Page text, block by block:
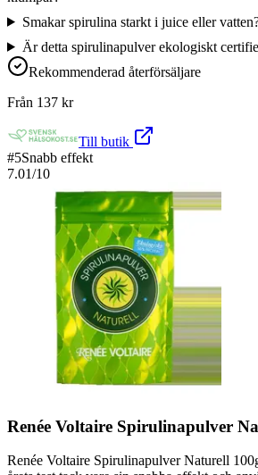
Smakar spirulina starkt i juice eller
Är detta spirulinapulver ekologiskt
Rekommenderad återförsäljare
Från 137 kr
Till butik
#5Snabb effekt
7.01/10
Renée Voltaire Spirulinapulver
Renée Voltaire Spirulinapulver Naturell